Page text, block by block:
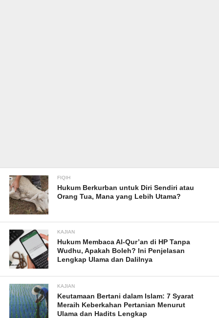
FIQIH
Hukum Berkurban untuk Diri Sendiri atau
Orang Tua, Mana yang Lebih Utama?
KAJIAN
Hukum Membaca Al-Qur’an di HP Tanpa
Wudhu, Apakah Boleh? Ini Penjelasan
Lengkap Ulama dan Dalilnya
KAJIAN
Keutamaan Bertani dalam Islam: 7 Syarat
Meraih Keberkahan Pertanian Menurut
Ulama dan Hadits Lengkap